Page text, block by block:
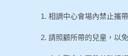
1. 相調中心會場內禁止攜
2. 請照顧所帶的兒童，以